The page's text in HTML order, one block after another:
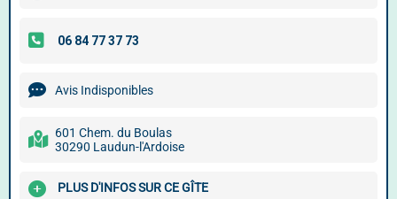
Avis Indisponibles
601 Chem. du Boulas
30290 Laudun-l'Ardoise
PLUS D'INFOS SUR CE GÎTE